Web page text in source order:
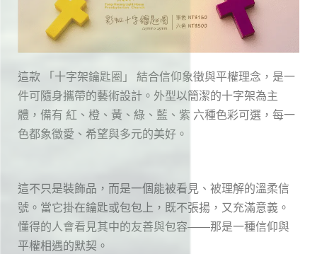
這款 「十字架鑰匙圈」 結合信仰象徵與平權理念，是一
件可隨身攜帶的藝術設計。外型以簡潔的十字架為主
體，備有 紅、橙、黃、綠、藍、紫 六種色彩可選，每一
色都象徵愛、希望與多元的美好。
這不只是裝飾品，而是一個能被看見、被理解的溫柔信
號。當它掛在鑰匙或包包上，既不張揚，又充滿意義。
懂得的人會看見其中的友善與包容——那是一種信仰與
平權相遇的默契。